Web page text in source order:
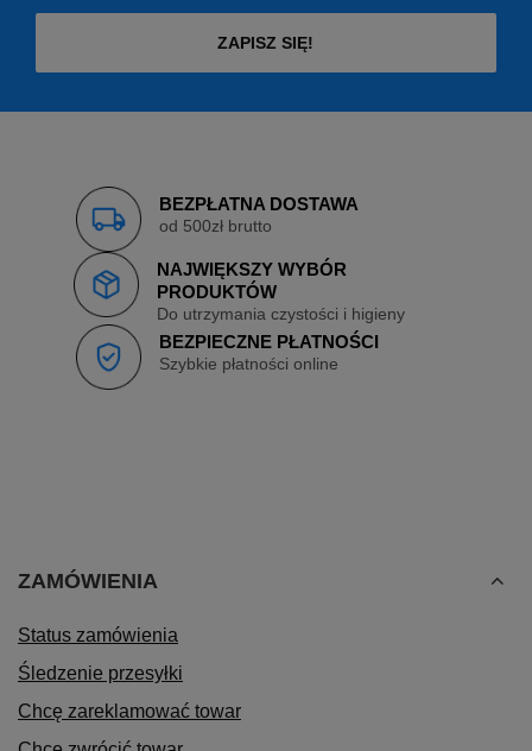
ZAPISZ SIĘ!
BEZPŁATNA DOSTAWA
od 500zł brutto
NAJWIĘKSZY WYBÓR
PRODUKTÓW
Do utrzymania czystości i higieny
BEZPIECZNE PŁATNOŚCI
Szybkie płatności online
ZAMÓWIENIA
Status zamówienia
Śledzenie przesyłki
Chcę zareklamować towar